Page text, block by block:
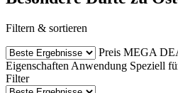
Filtern & sortieren
Preis MEGA
Eigenschaften Anwendung Speziell
Filter